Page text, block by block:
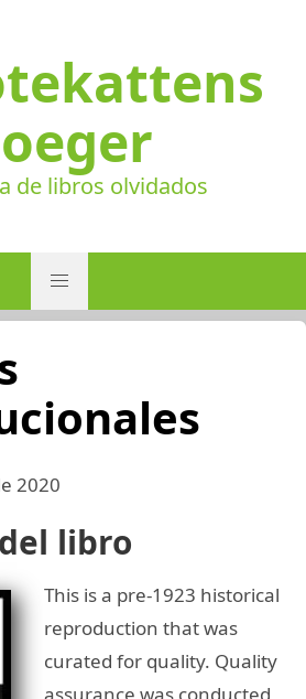
de libros olvidados
2020
libro
This is a pre-1923 historical
reproduction that was
curated for quality. Quality